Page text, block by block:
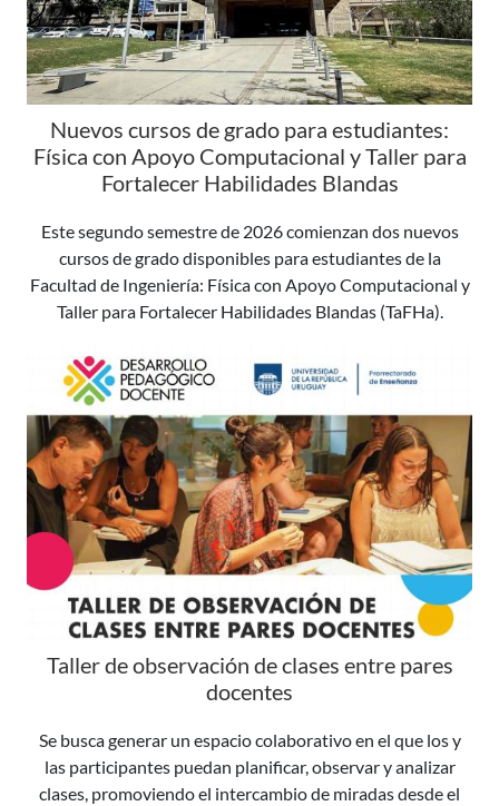
Nuevos cursos de grado para estudiantes:
Física con Apoyo Computacional y Taller para
Fortalecer Habilidades Blandas
Este segundo semestre de 2026 comienzan dos nuevos
cursos de grado disponibles para estudiantes de la
Facultad de Ingeniería: Física con Apoyo Computacional y
Taller para Fortalecer Habilidades Blandas (TaFHa).
Taller de observación de clases entre pares
docentes
Se busca generar un espacio colaborativo en el que los y
las participantes puedan planificar, observar y analizar
clases, promoviendo el intercambio de miradas desde el